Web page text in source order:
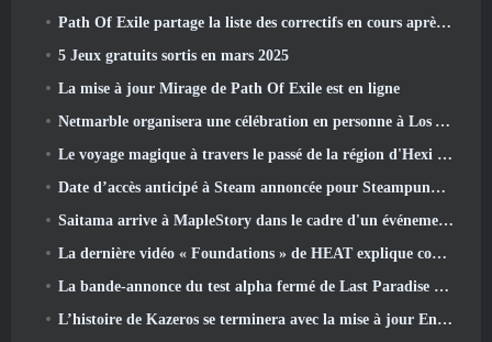
Path Of Exile partage la liste des correctifs en cours après le lancement de Mirage
5 Jeux gratuits sortis en mars 2025
La mise à jour Mirage de Path Of Exile est en ligne
Netmarble organisera une célébration en personne à Los Angeles. Avant les sept péchés capitaux: Lancement d'origine
Le voyage magique à travers le passé de la région d'Hexi commence là où les vents se rencontrent aujourd'hui
Date d’accès anticipé à Steam annoncée pour Steampunk ARPG Crystalfall
Saitama arrive à MapleStory dans le cadre d'un événement de collaboration One-Punch Man
La dernière vidéo « Foundations » de HEAT explique comment les agents et les réservoirs travaillent ensemble
La bande-annonce du test alpha fermé de Last Paradise nous rappelle à quoi ressemble vraiment la survie à l'apocalypse zombie
L’histoire de Kazeros se terminera avec la mise à jour Ends Of The Abyss de Lost Ark